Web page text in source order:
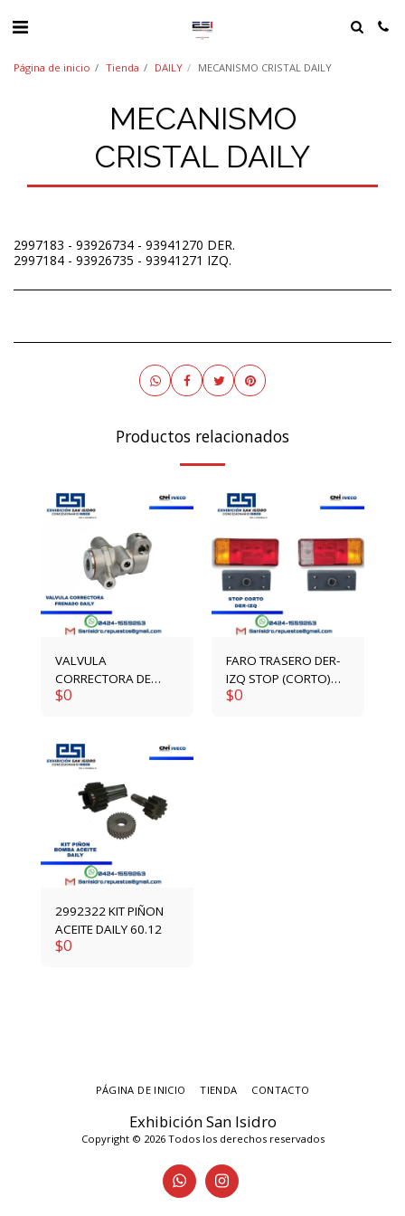
Página de inicio Tienda DAILY MECANISMO CRISTAL DAILY
MECANISMO
CRISTAL DAILY
2997183 - 93926734 - 93941270 DER.
2997184 - 93926735 - 93941271 IZQ.
Productos relacionados
VALVULA
CORRECTORA DE
FRENADO DAILY
$0
FARO TRASERO DER-
IZQ STOP (CORTO)
1904639-1904640
$0
2992322 KIT PIÑON
ACEITE DAILY 60.12
$0
Exhibición San Isidro
Copyright © 2026 Todos los derechos reservados
PÁGINA DE INICIO TIENDA CONTACTO